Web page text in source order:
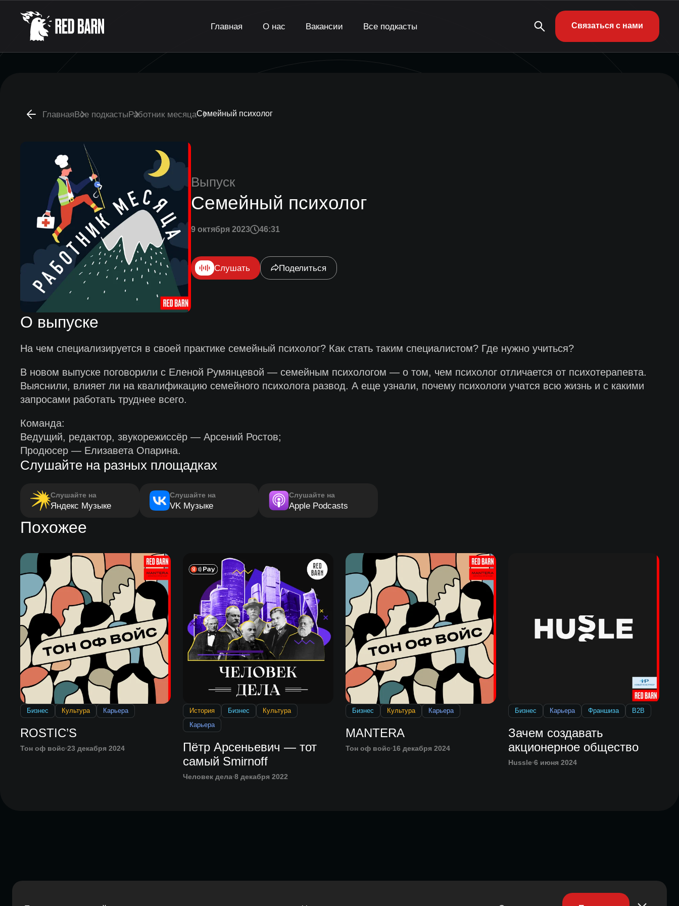
Главная О нас Вакансии Все подкасты Связаться с нами
ГлавнаяВсе подкастыРаботник месяцаСемейный психолог
Выпуск
Семейный психолог
9 октября 2023 46:31
Слушать Поделиться
О выпуске
На чем специализируется в своей практике семейный психолог? Как стать таким специалистом? Где нужно учиться?
В новом выпуске поговорили с Еленой Румянцевой — семейным психологом — о том, чем психолог отличается от психотерапевта.
Выяснили, влияет ли на квалификацию семейного психолога развод. А еще узнали, почему психологи учатся всю жизнь и с какими
запросами работать труднее всего.
Команда:
Ведущий, редактор, звукорежиссёр — Арсений Ростов;
Продюсер — Елизавета Опарина.
Слушайте на разных площадках
Слушайте на
Яндекс Музыке
Слушайте на
VK Музыке
Слушайте на
Apple Podcasts
Похожее
Бизнес Культура Карьера
ROSTIC’S
Тон оф войс 23 декабря 2024
История Бизнес
Культура
Карьера
Пётр Арсеньевич — тот
самый Smirnoff
Человек дела 8 декабря 2022
Бизнес Культура Карьера
MANTERA
Тон оф войс 16 декабря 2024
Бизнес Карьера Франшиза B2B
Зачем создавать
акционерное общество
Hussle 6 июня 2024